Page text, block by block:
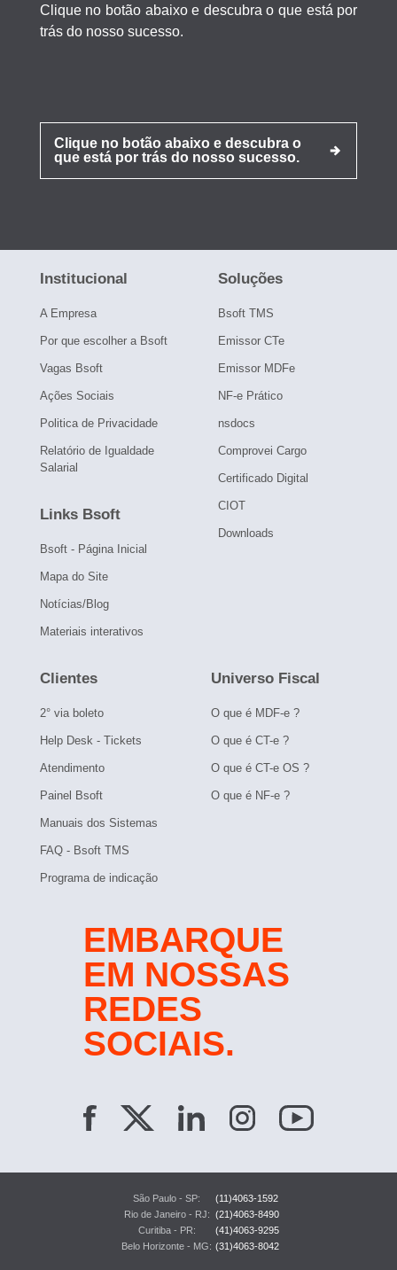
Clique no botão abaixo e descubra o que está por
trás do nosso sucesso.
Clique no botão abaixo e descubra o
que está por trás do nosso sucesso.
Institucional
A Empresa
Por que escolher a Bsoft
Vagas Bsoft
Ações Sociais
Politica de Privacidade
Relatório de Igualdade
Salarial
Links Bsoft
Bsoft - Página Inicial
Mapa do Site
Notícias/Blog
Materiais interativos
Soluções
Bsoft TMS
Emissor CTe
Emissor MDFe
NF-e Prático
nsdocs
Comprovei Cargo
Certificado Digital
CIOT
Downloads
Clientes
2° via boleto
Help Desk - Tickets
Atendimento
Painel Bsoft
Manuais dos Sistemas
FAQ - Bsoft TMS
Programa de indicação
Universo Fiscal
O que é MDF-e ?
O que é CT-e ?
O que é CT-e OS ?
O que é NF-e ?
EMBARQUE
EM NOSSAS
REDES
SOCIAIS.
São Paulo - SP:
(11)4063-1592
Rio de Janeiro - RJ: (21)4063-8490
Curitiba - PR:
(41)4063-9295
Belo Horizonte - MG: (31)4063-8042